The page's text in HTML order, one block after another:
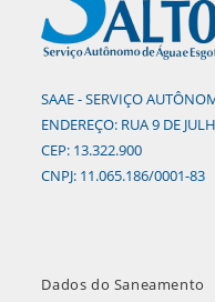
SAAE - SERVIÇO
ENDEREÇO: RUA 9 DE
CEP: 13.322.900
CNPJ: 11.065.186/0001-83
Dados do Saneamento